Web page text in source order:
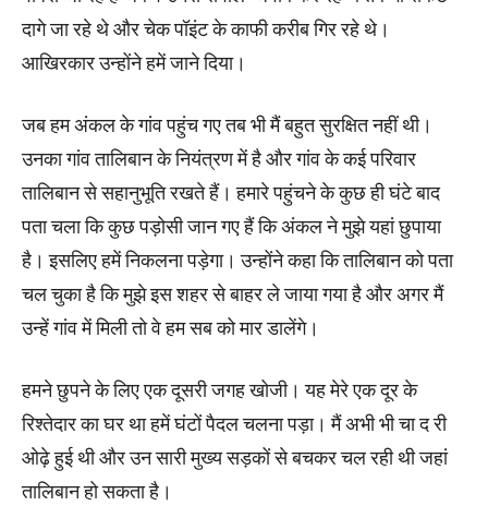
दागे जा रहे थे और चेक पॉइंट के काफी करीब गिर रहे थे।
आखिरकार उन्होंने हमें जाने दिया।
जब हम अंकल के गांव पहुंच गए तब भी मैं बहुत सुरक्षित नहीं थी।
उनका गांव तालिबान के नियंत्रण में है और गांव के कई परिवार
तालिबान से सहानुभूति रखते हैं। हमारे पहुंचने के कुछ ही घंटे बाद
पता चला कि कुछ पड़ोसी जान गए हैं कि अंकल ने मुझे यहां छुपाया
है। इसलिए हमें निकलना पड़ेगा। उन्होंने कहा कि तालिबान को पता
चल चुका है कि मुझे इस शहर से बाहर ले जाया गया है और अगर मैं
उन्हें गांव में मिली तो वे हम सब को मार डालेंगे।
हमने छुपने के लिए एक दूसरी जगह खोजी। यह मेरे एक दूर के
रिश्तेदार का घर था हमें घंटों पैदल चलना पड़ा। मैं अभी भी चा द री
ओढ़े हुई थी और उन सारी मुख्य सड़कों से बचकर चल रही थी जहां
तालिबान हो सकता है।